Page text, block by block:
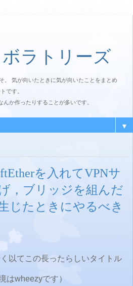
ラトリーズ
。 気が向いたときに気が向いたことをまとめ
です。
か作ったりすることが多いです。
▼
を入れてVPNサ
，ブリッジを組んだ
じたときにやるべき
以てこの長ったらしいタイトル
はwheezyです）